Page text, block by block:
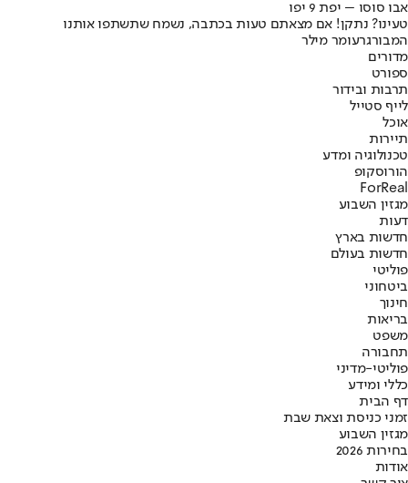
אבו סוסו – יפת 9 יפו
טעינו? נתקן! אם מצאתם טעות בכתבה, נשמח שתשתפו אותנו
המבורגרעומר מילר
מדורים
ספורט
תרבות ובידור
לייף סטייל
אוכל
תיירות
טכנולוגיה ומדע
הורוסקופ
ForReal
מגזין השבוע
דעות
חדשות בארץ
חדשות בעולם
פוליטי
ביטחוני
חינוך
בריאות
משפט
תחבורה
פוליטי-מדיני
כללי ומידע
דף הבית
זמני כניסת וצאת שבת
מגזין השבוע
בחירות 2026
אודות